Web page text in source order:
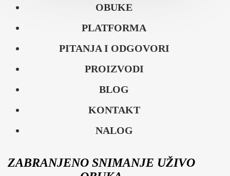
OBUKE
PLATFORMA
PITANJA I ODGOVORI
PROIZVODI
BLOG
KONTAKT
NALOG
ZABRANJENO SNIMANJE UŽIVO